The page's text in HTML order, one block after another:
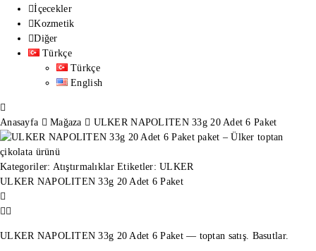
İçecekler
Kozmetik
Diğer
Türkçe
Türkçe
English
Anasayfa Mağaza ULKER NAPOLITEN 33g 20 Adet 6 Paket
Kategoriler: Atıştırmalıklar Etiketler:ULKER
ULKER NAPOLITEN 33g 20 Adet 6 Paket
ULKER NAPOLITEN 33g 20 Adet 6 Paket — toptan satış. Basutlar.